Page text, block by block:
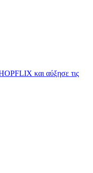
και αύξησε τις